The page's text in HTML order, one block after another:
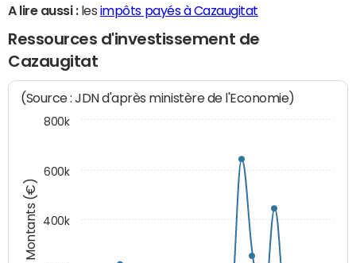
A lire aussi :les impôts payés à Cazaugitat
Ressources d'investissement de
Cazaugitat
Montants (€)
(Source : JDN d'après ministère de l'Economie)
400k
600k
800k